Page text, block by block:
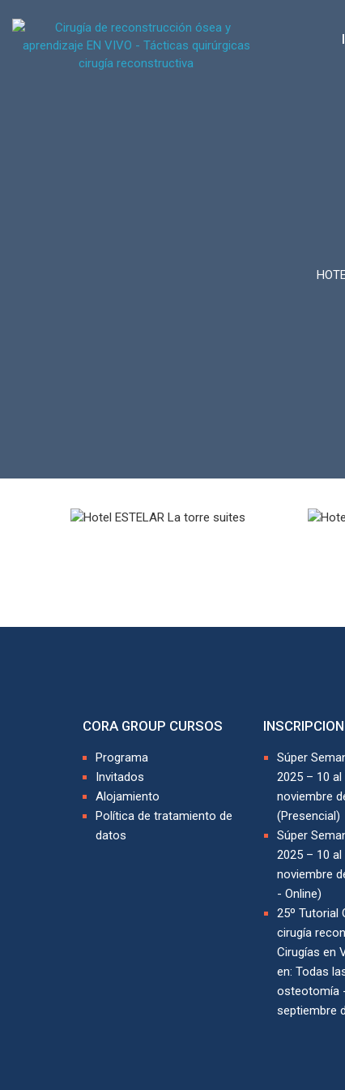
CORA GROUP CURSOS
Programa
Invitados
Alojamiento
Política de tratamiento de
datos
Súper
2025 – 10 al
noviembre
(Presencial)
Súper
2025 – 10 al
noviembre
- Online)
25º Tutorial
cirugía
Cirugías en
en: Todas
osteotomía
septiembre